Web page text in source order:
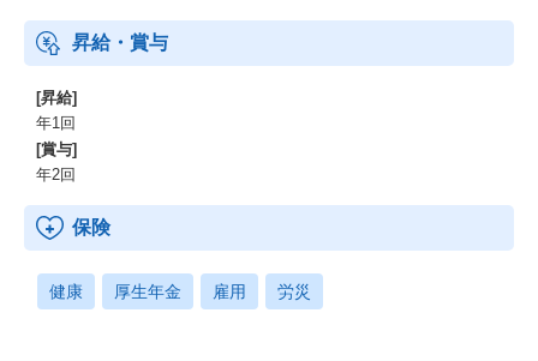
昇給・賞与
[昇給]
年1回
[賞与]
年2回
保険
健康 厚生年金 雇用 労災